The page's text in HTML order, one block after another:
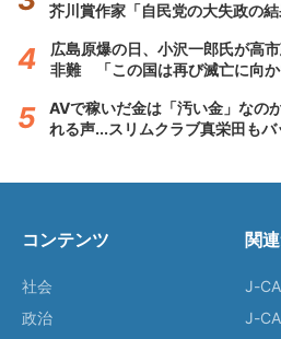
芥川賞作家「自民党の大失政の結
広島原爆の日、小沢一郎氏が高
非難 「この国は再び滅亡に向か
AVで稼いだ金は「汚い金」な
れる声...スリムクラブ真栄田もバ
コンテンツ
社会
政治
関
J-
J-